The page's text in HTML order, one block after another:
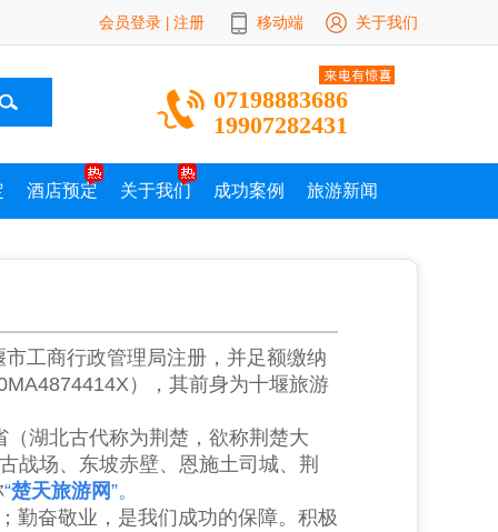
会员登录 注册 移动端 关于我们
07198883686
19907282431
酒店预定 关于我们 成功案例 旅游新闻
工商行政管理局注册，并足额缴纳
），其前身为十堰旅游
湖北古代称为荆楚，欲称荆楚大
战场、东坡赤壁、恩施土司城、荆
“楚天旅游网”。
奋敬业，是我们成功的保障。积极